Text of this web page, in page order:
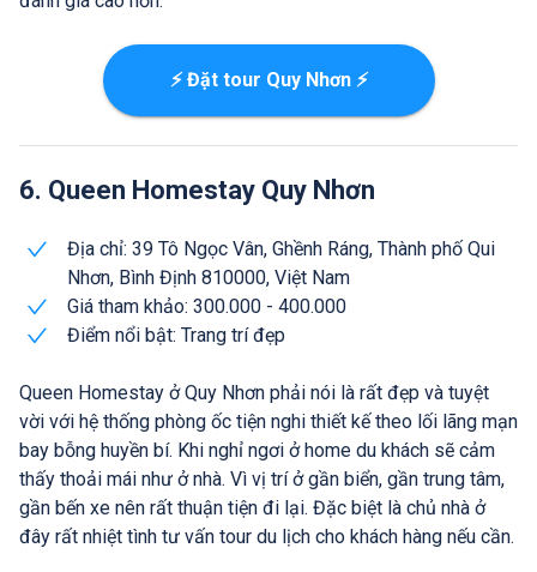
⚡ Đặt tour Quy Nhơn ⚡
6. Queen Homestay Quy Nhơn
Địa chỉ: 39 Tô Ngọc Vân, Ghềnh Ráng, Thành phố Qui
Nhơn, Bình Định 810000, Việt Nam
Giá tham khảo: 300.000 - 400.000
Điểm nổi bật: Trang trí đẹp
Queen Homestay ở Quy Nhơn phải nói là rất đẹp và tuyệt
vời với hệ thống phòng ốc tiện nghi thiết kế theo lối lãng mạn
bay bỗng huyền bí. Khi nghỉ ngơi ở home du khách sẽ cảm
thấy thoải mái như ở nhà. Vì vị trí ở gần biển, gần trung tâm,
gần bến xe nên rất thuận tiện đi lại. Đặc biệt là chủ nhà ở
đây rất nhiệt tình tư vấn tour du lịch cho khách hàng nếu cần.